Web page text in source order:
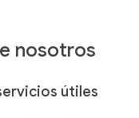
nosotros
útiles